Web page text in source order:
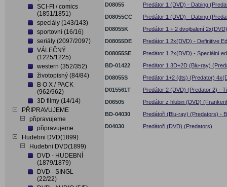
SCI-FI / comics
(1851/1851)
speciály (143/143)
sportovní (16/16)
seriály (2097/2097)
VÁLEČNÝ
(1225/1225)
western (352/352)
životopisný (84/84)
B O X / PACK
(962/962)
3D filmy (14/14)
PŘIPRAVUJEME
připravujeme
připravujeme
Hudebni DVD(1899)
Hudebni DVD(1899)
DVD - HUDEBNÍ
(1879/1879)
DVD - SINGL
(22/22)
D08055
Predátor 1 (DVD) - Dabing
D08055CC
Predátor 1 (DVD) - Dabing
D08055K
Predátor 1 + 2 dvojbalení
D08055DE
Predátor 1 2x(DVD) - Definitive
D08055SE
Predátor 1 2x(DVD) - Speciální
BD-01422
Predátor 1 3D+2D (Blu-ray)
D08055S
Predátor 1+2 (dts) (Predator)
D015561T
Predátor 2 (DVD) (Predator 2) -
D06505
Predátor z hlubin (DVD)
BD-04030
Predátoři (Blu-ray) (Predators) -
D04030
Predátoři (DVD) (Predators)